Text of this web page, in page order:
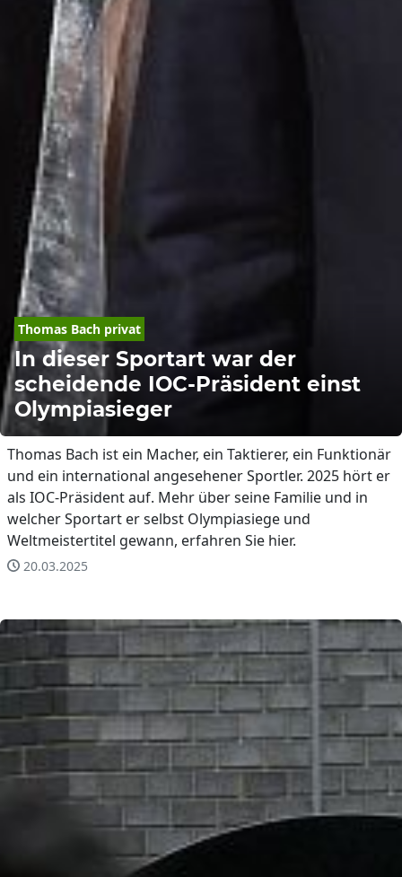
Thomas Bach privat
In dieser Sportart war der
scheidende IOC-Präsident einst
Olympiasieger
Thomas Bach ist ein Macher, ein Taktierer, ein Funktionär
und ein international angesehener Sportler. 2025 hört er
als IOC-Präsident auf. Mehr über seine Familie und in
welcher Sportart er selbst Olympiasiege und
Weltmeistertitel gewann, erfahren Sie hier.
20.03.2025